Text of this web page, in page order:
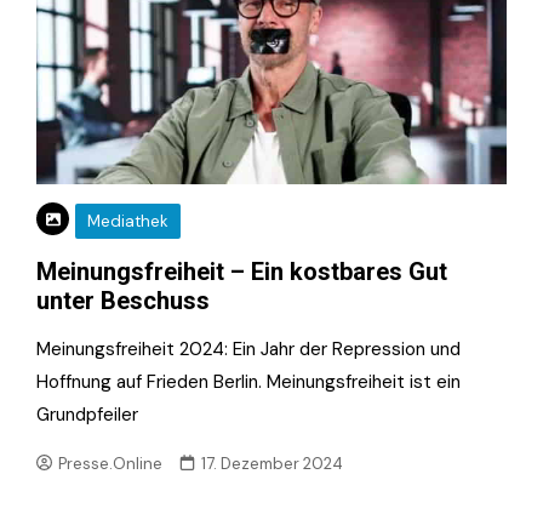
Mediathek
Meinungsfreiheit – Ein kostbares Gut
unter Beschuss
Meinungsfreiheit 2024: Ein Jahr der Repression und
Hoffnung auf Frieden Berlin. Meinungsfreiheit ist ein
Grundpfeiler
Presse.Online 17. Dezember 2024